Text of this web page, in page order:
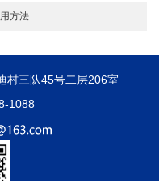
方法
村三队45号二层206室
1088
0543